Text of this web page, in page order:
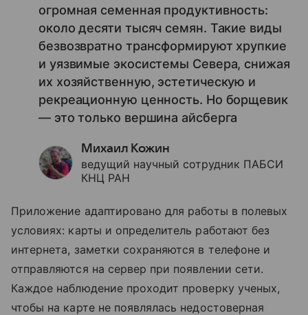
огромная семенная продуктивность:
около десяти тысяч семян. Такие виды
безвозвратно трансформируют хрупкие
и уязвимые экосистемы Севера, снижая
их хозяйственную, эстетическую и
рекреационную ценность. Но борщевик
— это только вершина айсберга
Михаил Кожин
ведущий научный сотрудник ПАБСИ
КНЦ РАН
Приложение адаптировано для работы в полевых
условиях: карты и определитель работают без
интернета, заметки сохраняются в телефоне и
отправляются на сервер при появлении сети.
Каждое наблюдение проходит проверку ученых,
чтобы на карте не появлялась недостоверная